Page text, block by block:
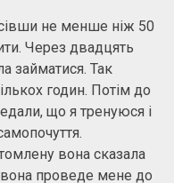
не менше ніж 50
Через двадцять
займатися. Так
годин. Потім до
що я тренуюся і
вона сказала
проведе мене до